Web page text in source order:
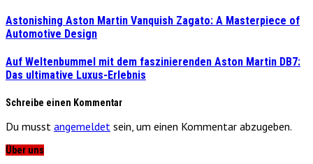
Astonishing Aston Martin Vanquish Zagato: A Masterpiece of
Automotive Design
Auf Weltenbummel mit dem faszinierenden Aston Martin DB7:
Das ultimative Luxus-Erlebnis
Schreibe einen Kommentar
Du musst angemeldet sein, um einen Kommentar abzugeben.
Über uns